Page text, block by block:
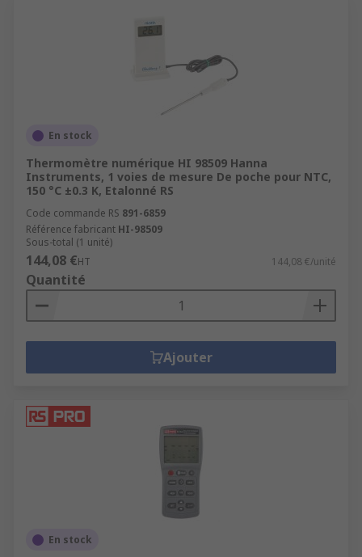
En stock
Thermomètre numérique HI 98509 Hanna
Instruments, 1 voies de mesure De poche pour NTC,
150 °C ±0.3 K, Etalonné RS
Code commande RS 891-6859
Référence fabricant HI-98509
Sous-total (1 unité)
144,08 €HT 144,08 €/unité
Quantité
Ajouter
En stock